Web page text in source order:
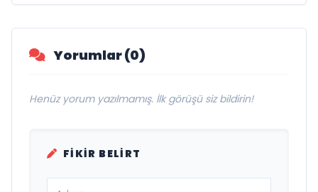
Yorumlar (0)
Henüz yorum yazılmamış. İlk görüşü siz bildirin!
FIKIR BELIRT